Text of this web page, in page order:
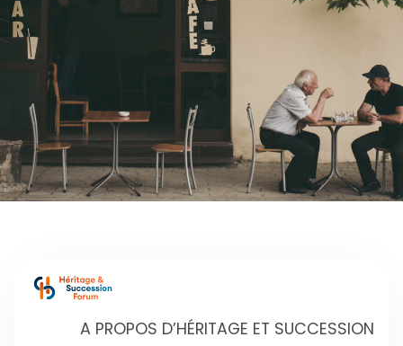
A PROPOS D’HÉRITAGE ET SUCCESSION